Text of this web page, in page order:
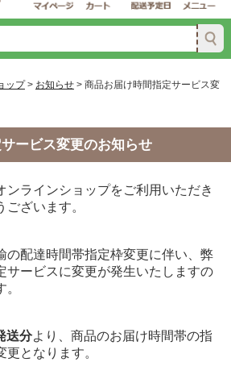
ップ> お知らせ> 商品お届け時間指定サービス変
ービス変更のお知らせ
ンラインショップをご利用いただき
ございます。
の配達時間帯指定枠変更に伴い、弊
サービスに変更が発生いたしますの
送分より、商品のお届け時間帯の指
となります。